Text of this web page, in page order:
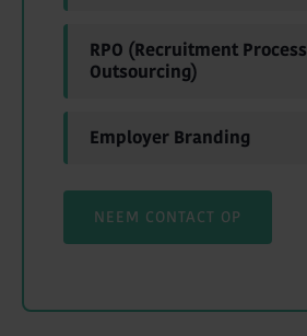
RPO (Recruitment Process
Outsourcing)
Employer Branding
NEEM CONTACT OP